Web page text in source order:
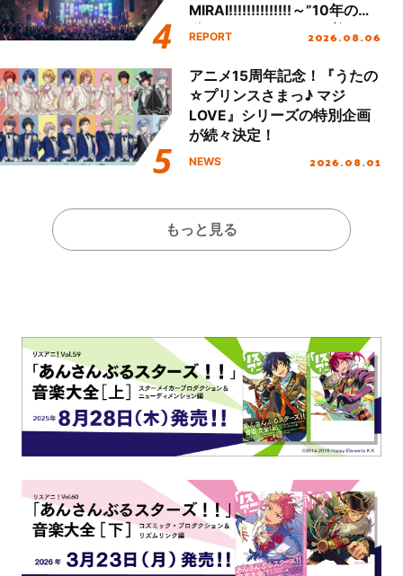
MIRAI!!!!!!!!!!!!!!～”10年の活
動を経てファイナルを迎える
REPORT 2026.08.06
アニメ15周年記念！『うたの
☆プリンスさまっ♪ マジ
LOVE』シリーズの特別企画
が続々決定！
NEWS 2026.08.01
もっと見る